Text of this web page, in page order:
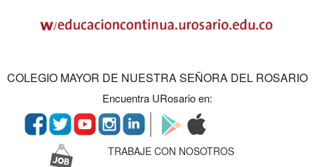
COLEGIO MAYOR DE NUESTRA SEÑORA DEL ROSARIO
Encuentra URosario en:
TRABAJE CON NOSOTROS